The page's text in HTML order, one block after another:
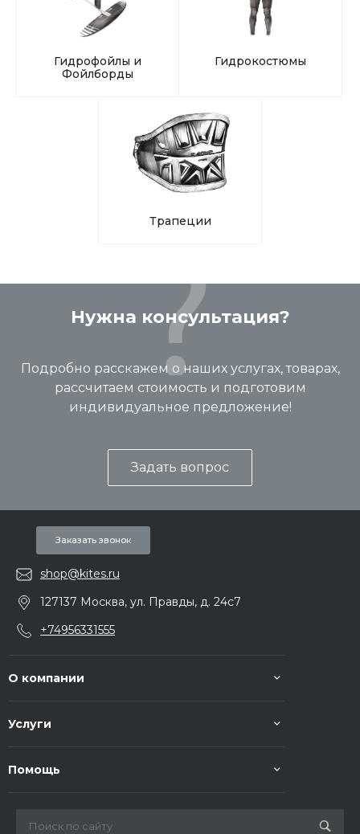
Гидрофойлы и
Фойлборды
Гидрокостюмы
Трапеции
Нужна консультация?
Подробно расскажем о наших услугах, товарах,
рассчитаем стоимость и подготовим
индивидуальное предложение!
Задать вопрос
Заказать звонок
shop@kites.ru
127137 Москва, ул. Правды, д. 24с7
+74956331555
О компании
Услуги
Помощь